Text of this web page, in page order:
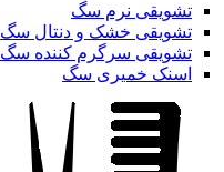
تشویقی نرم سگ
تشویقی خشک و دنتال سگ
تشویقی سرگرم کننده سگ
اسنک خمیری سگ